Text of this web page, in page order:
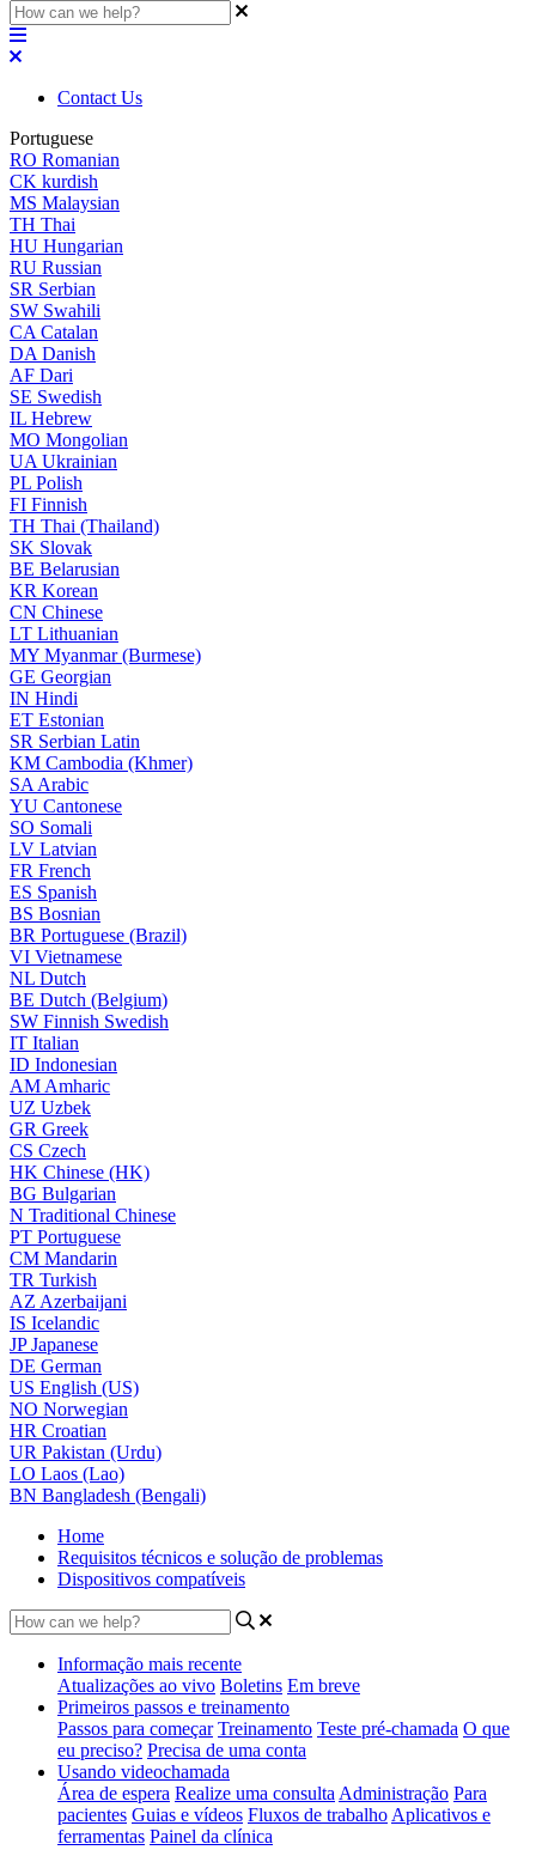
Contact Us
Portuguese
RO Romanian
CK kurdish
MS Malaysian
TH Thai
HU Hungarian
RU Russian
SR Serbian
SW Swahili
CA Catalan
DA Danish
AF Dari
SE Swedish
IL Hebrew
MO Mongolian
UA Ukrainian
PL Polish
FI Finnish
TH Thai (Thailand)
SK Slovak
BE Belarusian
KR Korean
CN Chinese
LT Lithuanian
MY Myanmar (Burmese)
GE Georgian
IN Hindi
ET Estonian
SR Serbian Latin
KM Cambodia (Khmer)
SA Arabic
YU Cantonese
SO Somali
LV Latvian
FR French
ES Spanish
BS Bosnian
BR Portuguese (Brazil)
VI Vietnamese
NL Dutch
BE Dutch (Belgium)
SW Finnish Swedish
IT Italian
ID Indonesian
AM Amharic
UZ Uzbek
GR Greek
CS Czech
HK Chinese (HK)
BG Bulgarian
N Traditional Chinese
PT Portuguese
CM Mandarin
TR Turkish
AZ Azerbaijani
IS Icelandic
JPJapanese
DE German
US English (US)
NO Norwegian
HR Croatian
UR Pakistan (Urdu)
LO Laos (Lao)
BN Bangladesh (Bengali)
Home
Requisitos técnicos e solução de problemas
Dispositivos compatíveis
Informação mais recente
Atualizações ao vivo Boletins Em breve
Primeiros passos e treinamento
Passos para começar Treinamento Teste pré-chamada O que
eu preciso? Precisa de uma conta
Usando videochamada
Área de espera Realize uma consulta Administração Para
pacientes Guias e vídeos Fluxos de trabalho Aplicativos e
ferramentas Painel da clínica